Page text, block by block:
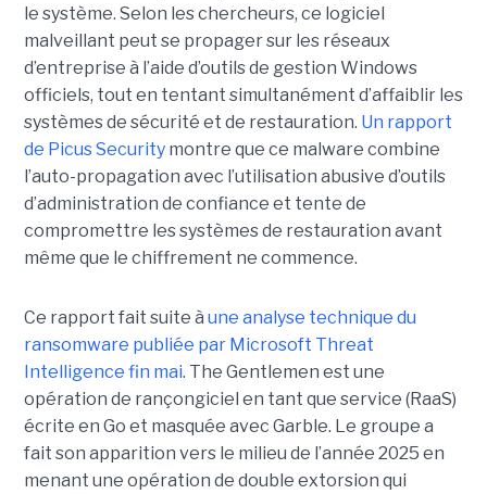
le système. Selon les chercheurs, ce logiciel
malveillant peut se propager sur les réseaux
d’entreprise à l’aide d’outils de gestion Windows
officiels, tout en tentant simultanément d’affaiblir les
systèmes de sécurité et de restauration. Un rapport
de Picus Securitymontre que ce malware combine
l’auto-propagation avec l’utilisation abusive d’outils
d’administration de confiance et tente de
compromettre les systèmes de restauration avant
même que le chiffrement ne commence.
Ce rapport fait suite à une analyse technique du
ransomware publiée par Microsoft Threat
Intelligence fin mai. The Gentlemen est une
opération de rançongiciel en tant que service (RaaS)
écrite en Go et masquée avec Garble. Le groupe a
fait son apparition vers le milieu de l’année 2025 en
menant une opération de double extorsion qui